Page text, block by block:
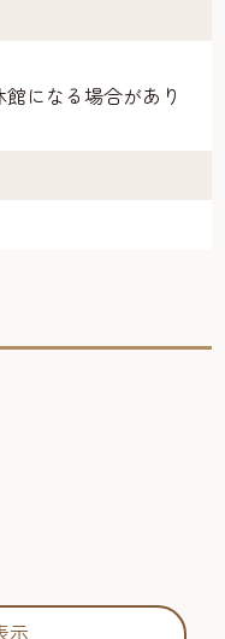
になる場合があり
示